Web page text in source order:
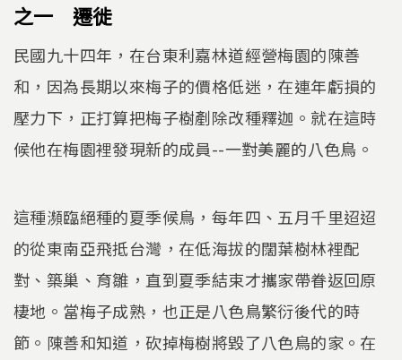
之一 遷徙
民國九十四年，在台東利嘉林道經營梅園的陳善
和，因為長期以來梅子的價格低迷，在連年虧損的
壓力下，正打算把梅子樹剷除改種釋迦。就在這時
候他在梅園裡發現新的成員--一對美麗的八色鳥。
這種瀕臨絕種的夏季候鳥，每年四、五月千里迢迢
的從東南亞飛抵台灣，在低海拔的闊葉樹林裡配
對、築巢、育雛，直到夏季結束才攜家帶眷返回原
棲地。當梅子成熟，也正是八色鳥繁衍後代的時
節。陳善和知道，砍掉梅樹將毀了八色鳥的家。在